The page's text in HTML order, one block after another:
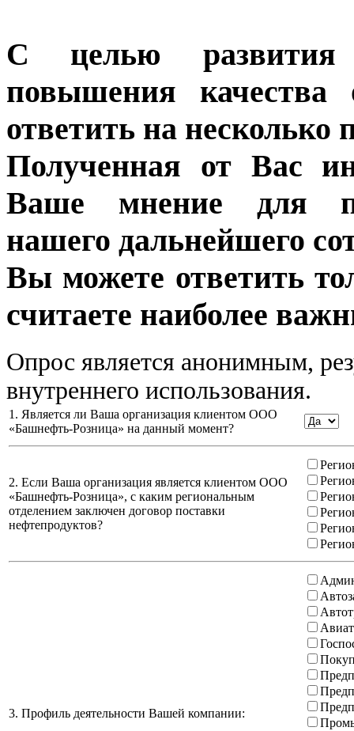
С целью развития
повышения качества
ответить на несколько
Полученная от Вас
Ваше мнение для
нашего дальнейшего
Вы можете ответить
считаете наиболее
Опрос является анонимным,
внутреннего использования.
1. Является ли Ваша организация клиентом ООО
«Башнефть-Розница» на данный момент?
2. Если Ваша организация является клиентом ООО
«Башнефть-Розница», с каким региональным
отделением заключен договор поставки
нефтепродуктов?
3. Профиль деятельности Вашей компании: